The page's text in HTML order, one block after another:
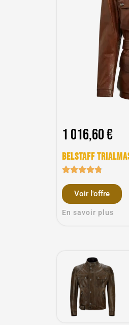
1 016,60 €
Belstaff
Voir l'offre
En savoir plus